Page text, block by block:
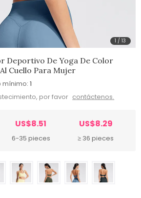
1 /13
Deportivo De Yoga De Color
Cuello Para Mujer
mínimo: 1
por favor contáctenos.
US$8.51
6-35 pieces
US$8.29
≥ 36 pieces